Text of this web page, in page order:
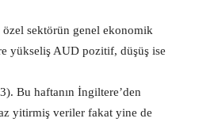
sektörün genel ekonomik
yükseliş AUD pozitif, düşüş ise
Bu haftanın İngiltere’den
yitirmiş veriler fakat yine de